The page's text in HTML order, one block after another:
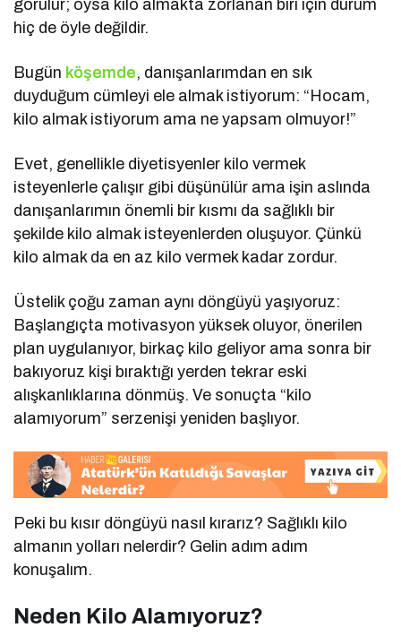
görülür; oysa kilo almakta zorlanan biri için durum
hiç de öyle değildir.
Bugün köşemde, danışanlarımdan en sık
duyduğum cümleyi ele almak istiyorum: “Hocam,
kilo almak istiyorum ama ne yapsam olmuyor!”
Evet, genellikle diyetisyenler kilo vermek
isteyenlerle çalışır gibi düşünülür ama işin aslında
danışanlarımın önemli bir kısmı da sağlıklı bir
şekilde kilo almak isteyenlerden oluşuyor. Çünkü
kilo almak da en az kilo vermek kadar zordur.
Üstelik çoğu zaman aynı döngüyü yaşıyoruz:
Başlangıçta motivasyon yüksek oluyor, önerilen
plan uygulanıyor, birkaç kilo geliyor ama sonra bir
bakıyoruz kişi bıraktığı yerden tekrar eski
alışkanlıklarına dönmüş. Ve sonuçta “kilo
alamıyorum” serzenişi yeniden başlıyor.
Peki bu kısır döngüyü nasıl kırarız? Sağlıklı kilo
almanın yolları nelerdir? Gelin adım adım
konuşalım.
Neden Kilo Alamıyoruz?